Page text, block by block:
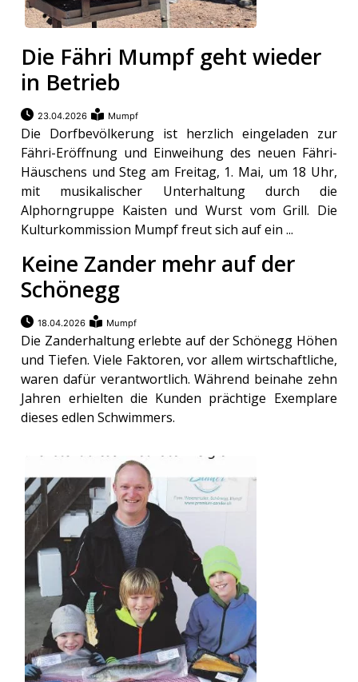
Die Fähri Mumpf geht wieder
in Betrieb
23.04.2026 Mumpf
Die Dorfbevölkerung ist herzlich eingeladen zur
Fähri-Eröffnung und Einweihung des neuen Fähri-
Häuschens und Steg am Freitag, 1. Mai, um 18 Uhr,
mit musikalischer Unterhaltung durch die
Alphorngruppe Kaisten und Wurst vom Grill. Die
Kulturkommission Mumpf freut sich auf ein ...
Keine Zander mehr auf der
Schönegg
18.04.2026 Mumpf
Die Zanderhaltung erlebte auf der Schönegg Höhen
und Tiefen. Viele Faktoren, vor allem wirtschaftliche,
waren dafür verantwortlich. Während beinahe zehn
Jahren erhielten die Kunden prächtige Exemplare
dieses edlen Schwimmers.